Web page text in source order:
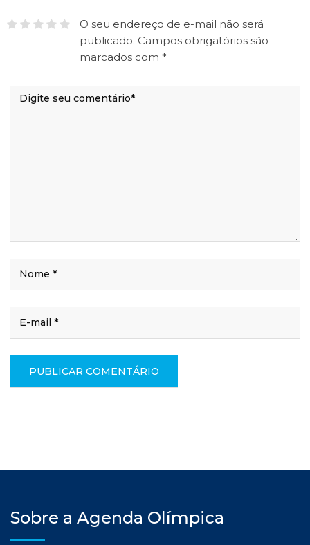
O seu endereço de e-mail não será
publicado. Campos obrigatórios são
marcados com *
Sobre a Agenda Olímpica